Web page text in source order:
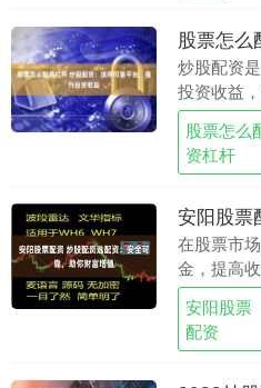
炒股配资
投资收益
因此，选
要。 * **
机构监管....
股票怎么
资杠杆
在股票市
金，提高
靠的配资
安全可靠
益：**配....
安阳股票
配资